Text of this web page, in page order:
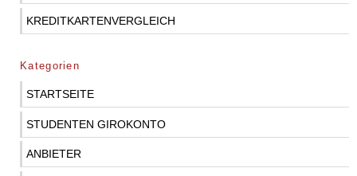
KREDITKARTENVERGLEICH
Kategorien
STARTSEITE
STUDENTEN GIROKONTO
ANBIETER